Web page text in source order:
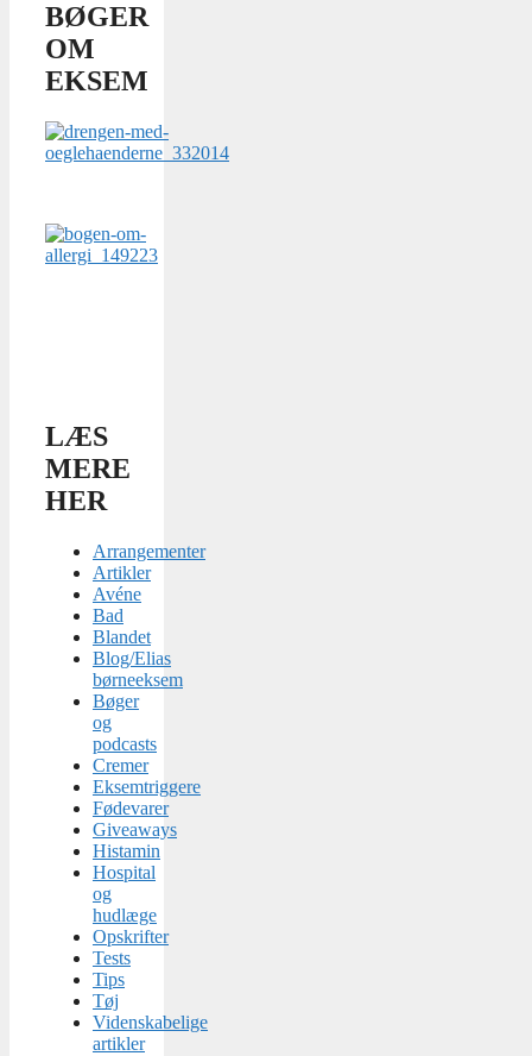
BØGER
OM
EKSEM
LÆS
MERE
HER
Arrangementer
Artikler
Avéne
Bad
Blandet
Blog/Elias
børneeksem
Bøger
og
podcasts
Cremer
Eksemtriggere
Fødevarer
Giveaways
Histamin
Hospital
og
hudlæge
Opskrifter
Tests
Tips
Tøj
Videnskabelige
artikler